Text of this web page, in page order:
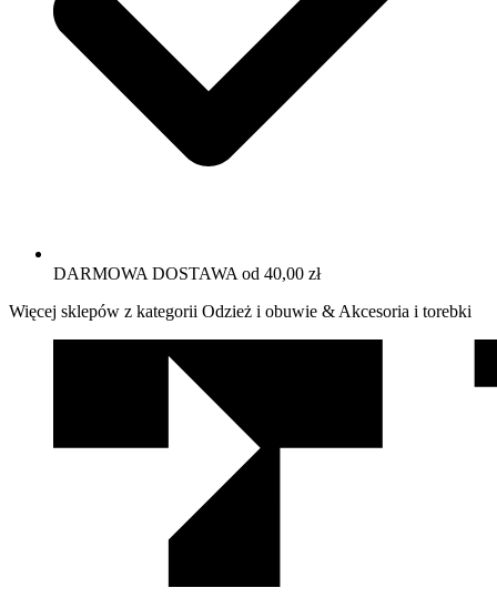
DARMOWA DOSTAWA od 40,00 zł
Więcej sklepów z kategorii Odzież i obuwie & Akcesoria i torebki